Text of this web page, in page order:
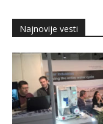
Najnovije vesti